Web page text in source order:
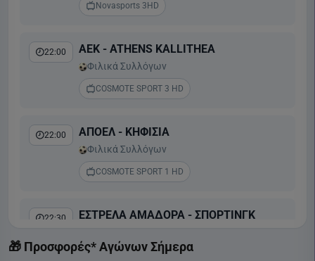
Novasports 3HD
22:00 ΑΕΚ - ATHENS KALLITHEA
Φιλικά Συλλόγων
COSMOTE SPORT 3 HD
22:00 ΑΠΟΕΛ - ΚΗΦΙΣΙΑ
Φιλικά Συλλόγων
COSMOTE SPORT 1 HD
22:30 ΕΣΤΡΕΛΑ ΑΜΑΔΟΡΑ - ΣΠΟΡΤΙΝΓΚ
COSMOTE SPORT 2 HD
🎁 Προσφορές* Αγώνων Σήμερα